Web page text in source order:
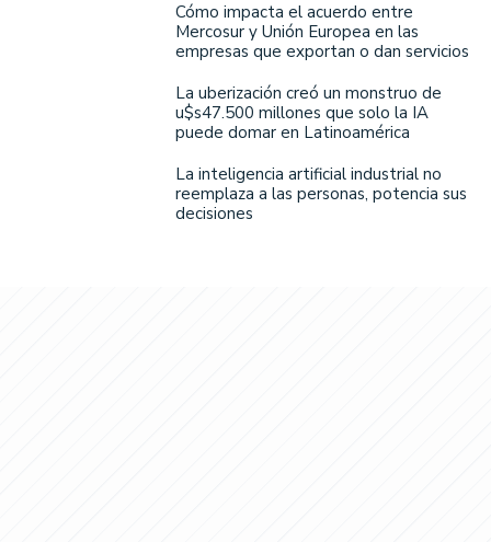
Cómo impacta el acuerdo entre
Mercosur y Unión Europea en las
empresas que exportan o dan servicios
La uberización creó un monstruo de
u$s47.500 millones que solo la IA
puede domar en Latinoamérica
La inteligencia artificial industrial no
reemplaza a las personas, potencia sus
decisiones